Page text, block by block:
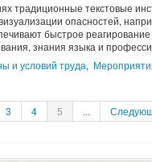
традиционные текстовые
опасностей,
быстрое
знания языка и
и условий труда,
3 4 5 ...